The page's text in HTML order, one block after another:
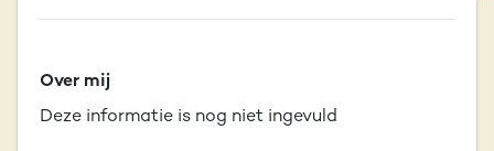
Over mij
Deze informatie is nog niet ingevuld